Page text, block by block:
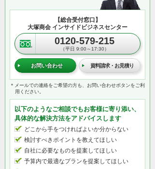
【総合受付窓口】
大塚商会 インサイドビジネスセンター
0120-579-215
（平日 9:00～17:30）
お問い合わせ 資料請求・お見積り
＊メールでの連絡をご希望の方も、お問い合わせボタンをご利
用ください。
以下のようなご相談でもお客様に寄り添い、
具体的な解決方法をアドバイスします
どこから手をつければよいか分からない
検討すべきポイントを教えてほしい
自社に必要なものを提案してほしい
予算内で最適なプランを提案してほしい